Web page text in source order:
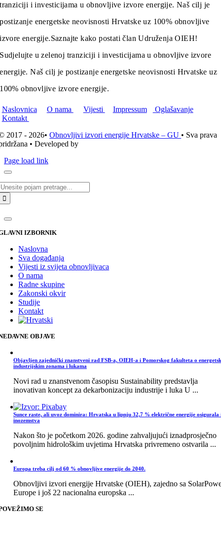
tranziciji i investicijama u obnovljive izvore energije. Naš cilj je
postizanje energetske neovisnosti Hrvatske uz 100% obnovljive
izvore energije.Saznajte kako postati član Udruženja OIEH!
Sudjelujte u zelenoj tranziciji i investicijama u obnovljive izvore
energije. Naš cilj je postizanje energetske neovisnosti Hrvatske uz
100% obnovljive izvore energije.
Naslovnica O nama Vijesti Impressum
Oglašavanje
Kontakt
2017 - 2026•Obnovljivi izvori energije Hrvatske – GU • Sva prava
• Developed by
Page load link
IZBORNIK
Naslovna
Sva događanja
Vijesti iz svijeta obnovljivaca
O nama
Radne skupine
Zakonski okvir
Studije
Kontakt
OBJAVE
Objavljen zajednički znanstveni rad FSB-a, OIEH-a i Pomorskog fakulteta o
industrijskim zonama i lukama
Novi rad u znanstvenom časopisu Sustainability predstavlja
inovativan koncept za dekarbonizaciju industrije i luka U ...
Sunce raste, ali uvoz dominira: Hrvatska u lipnju 32,7 % električne energije osigurala
inozemstva
Nakon što je početkom 2026. godine zahvaljujući iznadprosječno
povoljnim hidrološkim uvjetima Hrvatska privremeno ostvarila ...
Europa treba cilj od 60 % obnovljive energije do 2040.
Obnovljivi izvori energije Hrvatske (OIEH), zajedno sa
Europe i još 22 nacionalna europska ...
SE